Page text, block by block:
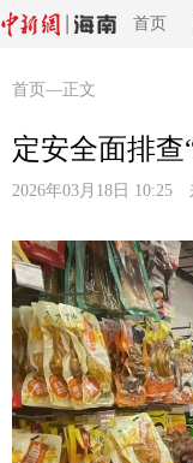
首页
首页 —正文
定安全面排查
2026年03月18日 10:25